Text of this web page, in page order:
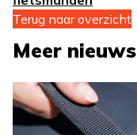
Terug naar overzicht
Meer nieuws